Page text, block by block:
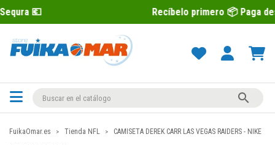
Recíbelo primero 📦 Paga después con

FuikaOmar.es Tienda NFL
CAMISETA DEREK CARR LAS VEGAS RAIDERS - NIKE